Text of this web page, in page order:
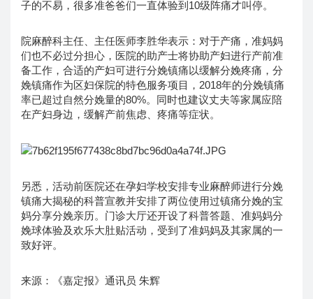
子的不易，很多准爸爸们一直体验到10级阵痛才叫停。
院麻醉科主任、主任医师李胜华表示：对于产痛，准妈妈
们也不必过分担心，医院的助产士将协助产妇进行产前准
备工作，合适的产妇可进行分娩镇痛以缓解分娩疼痛，分
娩镇痛作为区妇保院的特色服务项目，2018年的分娩镇痛
率已超过自然分娩量的80%。同时也建议丈夫等家属应陪
在产妇身边，缓解产前焦虑、疼痛等症状。
另悉，活动前医院还在孕妇学校安排专业麻醉师进行分娩
镇痛大揭秘的科普宣教并安排了两位使用过镇痛分娩的宝
妈分享分娩亲历。门诊大厅还开设了科普答题、准妈妈分
娩球体验及欢乐大肚贴活动，受到了准妈妈及其家属的一
致好评。
来源：《嘉定报》通讯员 朱辉